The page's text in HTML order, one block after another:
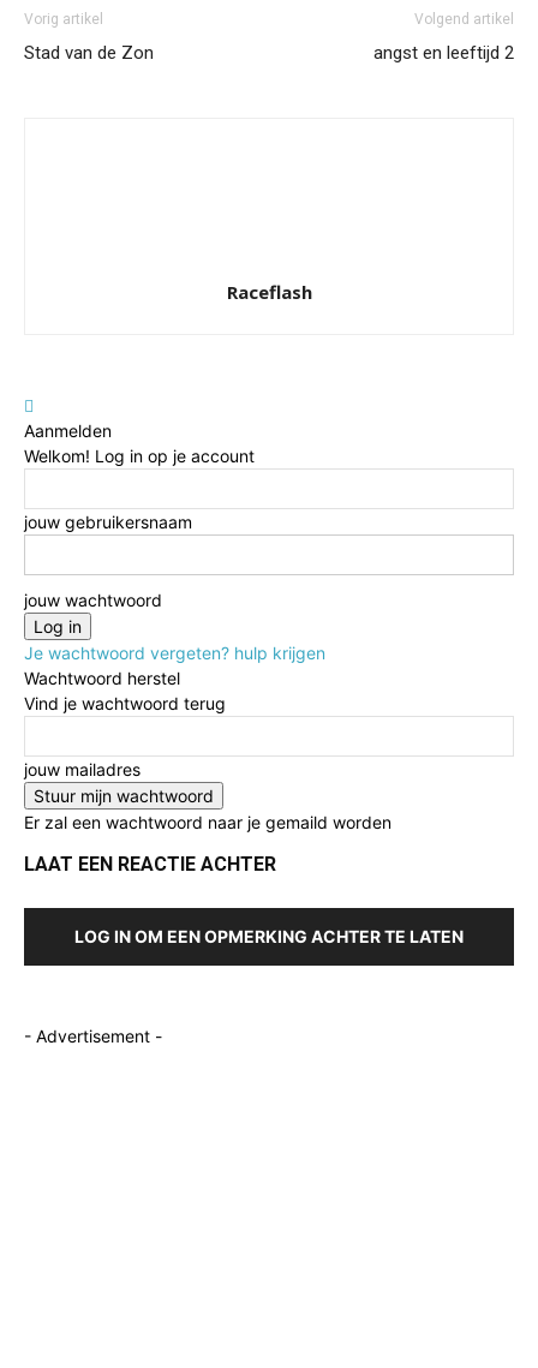
Vorig artikel
Stad van de Zon
Volgend artikel
angst en leeftijd 2
Raceflash
Aanmelden
Welkom! Log in op je account
jouw gebruikersnaam
jouw wachtwoord
Je wachtwoord vergeten? hulp krijgen
Wachtwoord herstel
Vind je wachtwoord terug
jouw mailadres
Er zal een wachtwoord naar je gemaild worden
LAAT EEN REACTIE ACHTER
LOG IN OM EEN OPMERKING ACHTER TE LATEN
- Advertisement -